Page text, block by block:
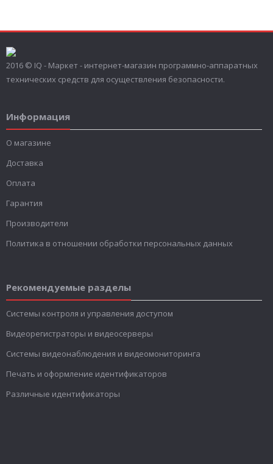
2016 © IQ - Маркет - интернет-магазин программно-аппаратных
технических средств для осуществления безопасности.
Информация
О магазине
Доставка
Оплата
Гарантия
Производители
Политика в отношении обработки персональных данных
Рекомендуемые разделы
Системы контроля и управления доступом
Видеорегистраторы и видеосерверы
Системы видеонаблюдения и видеомониторинга
Печать и оформление идентификаторов
Различные идентификаторы